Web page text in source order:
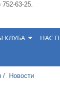
63-25.
КЛУБА НАС
/ Новости